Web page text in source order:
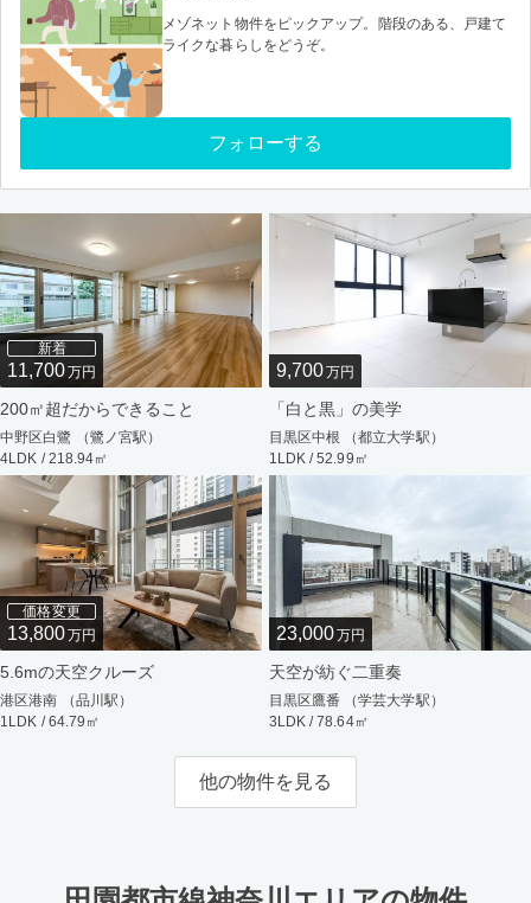
メゾネット物件をピックアップ。階段のある、戸建て
ライクな暮らしをどうぞ。
フォローする
新着
11,700万円
200㎡超だからできること
中野区白鷺 （鷺ノ宮駅）
4LDK / 218.94㎡
9,700万円
「白と黒」の美学
目黒区中根 （都立大学駅）
1LDK / 52.99㎡
価格変更
13,800万円
5.6mの天空クルーズ
港区港南 （品川駅）
1LDK / 64.79㎡
23,000万円
天空が紡ぐ二重奏
目黒区鷹番 （学芸大学駅）
3LDK / 78.64㎡
他の物件を見る